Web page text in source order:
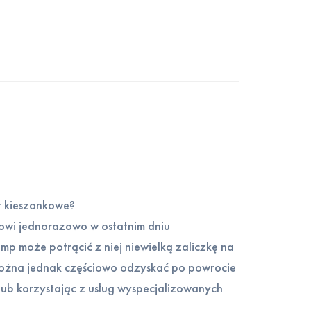
jednorazowo w ostatnim dniu
może potrącić z niej niewielką zaliczkę na
jednak częściowo odzyskać po powrocie
korzystając z usług wyspecjalizowanych